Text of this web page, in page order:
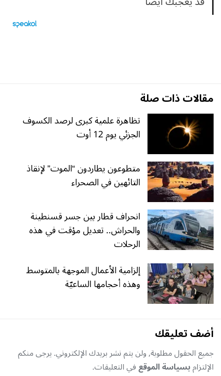
مقالات ذات صلة
تظاهرة علمية كبرى لرصد الكسوف
الجزئي يوم 12 أوت
متطوعون يطاردون “الموت” لإنقاذ
التائهين في الصحراء
انحراف قطار بين جسر قسنطينة
والحراش.. تعديل مؤقت في هذه
الرحلات
إلزامية الأعمال الموجهة بالمتوسط
وهذه أحجامها الساعيّة
أضف تعليقك
جميع الحقول مطلوبة, ولن يتم نشر بريدك الإلكتروني. يرجى منكم
الإلتزامبسياسة الموقعفي التعليقات.